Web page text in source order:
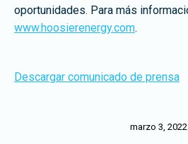
oportunidades. Para más
www.hoosierenergy.com.
Descargar comunicado de prensa
marzo 3, 2022